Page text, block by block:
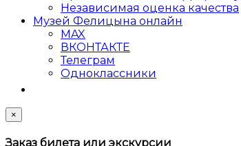
Независимая оценка качества
Музей Фелицына онлайн
MAX
ВКОНТАКТЕ
Телеграм
Одноклассники
×
Заказ билета или экскурсии